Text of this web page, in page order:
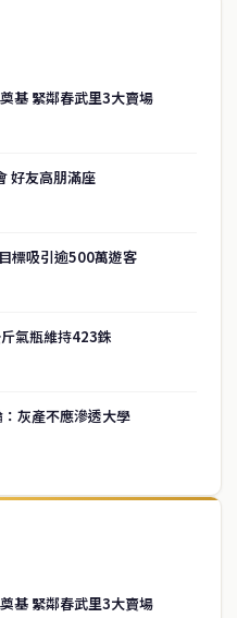
基 緊鄰春武里3大賣場
好友高朋滿座
標吸引逾500萬遊客
氣瓶維持423銖
灰產不應滲透大學
基 緊鄰春武里3大賣場
曼谷的中文新聞媒體，致力於